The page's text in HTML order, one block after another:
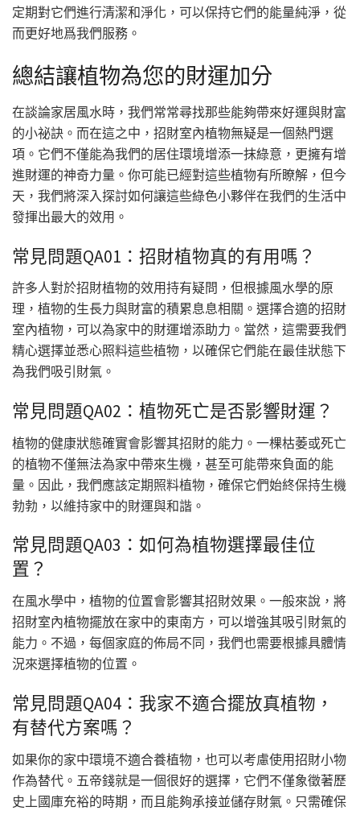
定期對它們進行清潔和淨化，可以保持它們的能量純淨，從
而更好地爲我們服務。
總結讓植物為您的財運加分
在談論家居風水時，我們常常尋找那些能夠帶來好運與財富
的小祕訣。而在這之中，招財室內植物無疑是一個熱門選
項。它們不僅能為我們的居住環境增添一抹綠意，更擁有增
進財運的神奇力量。你可能已經對這些植物有所瞭解，但今
天，我們將深入探討如何讓這些綠色小夥伴在我們的生活中
發揮出最大的效用。
常見問題QA01：招財植物真的有用嗎？
許多人對於招財植物的效用持有疑問，但根據風水學的原
理，植物的生長力與財富的積累息息相關。選擇合適的招財
室內植物，可以為家中的財運增添助力。當然，這需要我們
精心選擇並悉心照料這些植物，以確保它們能在最佳狀態下
為我們吸引財氣。
常見問題QA02：植物死亡是否影響財運？
植物的健康狀態確實會影響其招財的能力。一棵枯萎或死亡
的植物不僅無法為家中帶來生機，甚至可能帶來負面的能
量。因此，我們應該定期照料植物，確保它們始終保持生機
勃勃，以維持家中的財運與和諧。
常見問題QA03：如何為植物選擇最佳位
置？
在風水學中，植物的位置會影響其招財效果。一般來說，將
招財室內植物擺放在家中的東南方，可以增強其吸引財氣的
能力。不過，每個家庭的佈局不同，我們也需要根據具體情
況來選擇植物的位置。
常見問題QA04：我家不適合擺放真植物，
有替代方案嗎？
如果你的家中環境不適合養植物，也可以考慮使用招財小物
作為替代。五帝錢就是一個很好的選擇，它們不僅象徵著歷
史上國庫充裕的時期，而且能夠承接並儲存財氣。只需確保